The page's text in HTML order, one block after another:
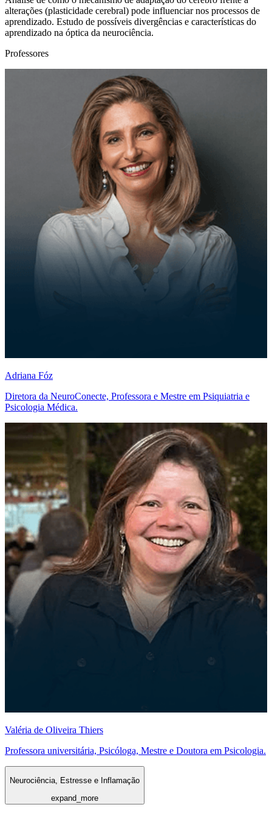
alterações (plasticidade cerebral) pode influenciar nos processos de
aprendizado. Estudo de possíveis divergências e características do
aprendizado na óptica da neurociência.
Professores
Adriana Fóz
Diretora da NeuroConecte, Professora e Mestre em Psiquiatria e
Psicologia Médica.
Valéria de Oliveira Thiers
Professora universitária, Psicóloga, Mestre e Doutora em Psicologia.
Neurociência, Estresse e Inflamação
expand_more